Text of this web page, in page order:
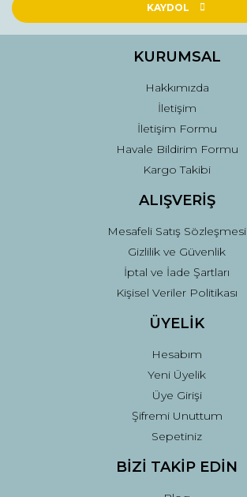
KAYDOL
KURUMSAL
Hakkımızda
İletişim
İletişim Formu
Havale Bildirim Formu
Kargo Takibi
ALIŞVERİŞ
Mesafeli Satış Sözleşmesi
Gizlilik ve Güvenlik
İptal ve İade Şartları
Kişisel Veriler Politikası
ÜYELİK
Hesabım
Yeni Üyelik
Üye Girişi
Şifremi Unuttum
Sepetiniz
BİZİ TAKİP EDİN